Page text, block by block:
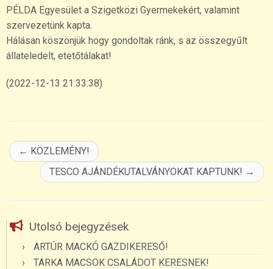
PÉLDA Egyesület a Szigetközi Gyermekekért, valamint
szervezetünk kapta.
Hálásan köszönjük hogy gondoltak ránk, s az összegyűlt
állateledelt, etetőtálakat!
(2022-12-13 21:33:38)
← KÖZLEMÉNY!
TESCO AJÁNDÉKUTALVÁNYOKAT KAPTUNK! →
Utolsó bejegyzések
ARTÚR MACKÓ GAZDIKERESŐ!
TARKA MACSOK CSALÁDOT KERESNEK!